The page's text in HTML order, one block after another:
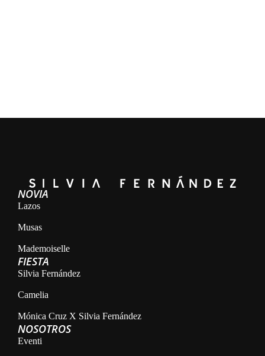
NOVIA
Lazos
Musas
Mademoiselle
FIESTA
Silvia Fernández
Camelia
Mónica Cruz X Silvia Fernández
NOSOTROS
Eventi